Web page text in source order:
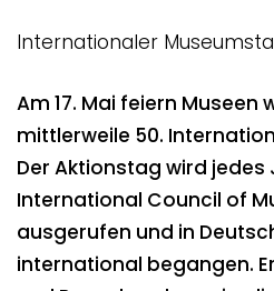
Internationaler
Am 17. Mai feiern Museen
mittlerweile 50.
Der Aktionstag wird jedes
International Council of
ausgerufen und in
international begangen.